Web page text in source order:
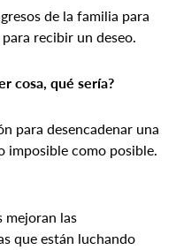
de la familia para
recibir un deseo.
cosa, qué sería?
para desencadenar una
imposible como posible.
mejoran las
que están luchando